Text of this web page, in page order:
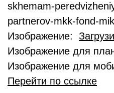
skhemam-
partnerov-mkk-fond-
Изображение:
Изображение для
Изображение для
Перейти по ссылке